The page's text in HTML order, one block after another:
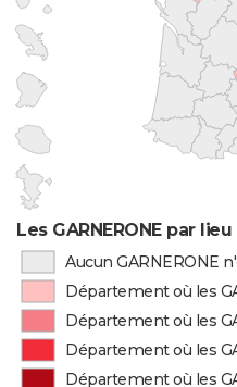
Les GARNERONE par
Aucun GARNERONE
Département où les
Département où les
Département où les
Département où les